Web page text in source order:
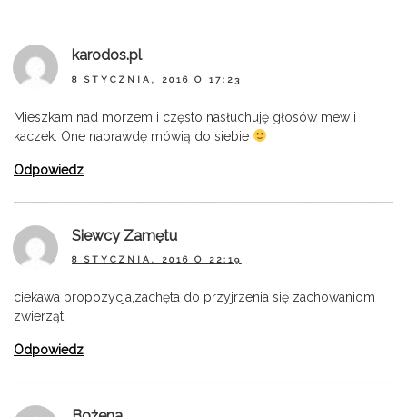
karodos.pl
8 STYCZNIA, 2016 O 17:23
Mieszkam nad morzem i często nasłuchuję głosów mew i
kaczek. One naprawdę mówią do siebie
Odpowiedz
Siewcy Zamętu
8 STYCZNIA, 2016 O 22:19
ciekawa propozycja,zachęta do przyjrzenia się zachowaniom
zwierząt
Odpowiedz